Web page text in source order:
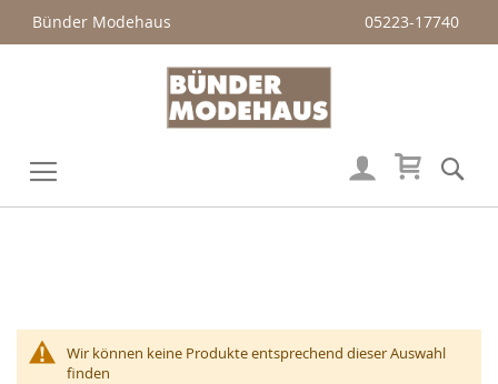
Bünder Modehaus 05223-17740
Mein
Wir können keine Produkte entsprechend dieser Auswahl
finden